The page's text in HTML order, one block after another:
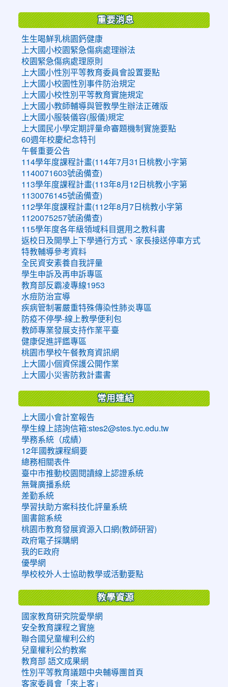
重要消息
生生喝鮮乳桃園鈣健康
上大國小校園緊急傷病處理辦法
校園緊急傷病處理原則
上大國小性別平等教育委員會設置要點
上大國小校園性別事件防治規定
上大國小校性別平等教育實施規定
上大國小教師輔導與管教學生辦法正確版
上大國小服裝儀容(服儀)規定
上大國民小學定期評量命審題機制實施要點
60週年校慶紀念特刊
午餐重要公告
114學年度課程計畫(114年7月31日桃教小字第
1140071603號函備查)
113學年度課程計畫(113年8月12日桃教小字第
1130076145號函備查)
112學年度課程計畫(112年8月7日桃教小字第
1120075257號函備查)
115學年度各年級領域科目選用之教科書
返校日及開學上下學通行方式、家長接送停車方式
特教輔導參考資料
全民資安素養自我評量
學生申訴及再申訴專區
教育部反霸凌專線1953
水痘防治宣導
疾病管制署嚴重特殊傳染性肺炎專區
防疫不停學-線上教學便利包
教師專業發展支持作業平臺
健康促進評鑑專區
桃園市學校午餐教育資訊網
上大國小個資保護公開作業
上大國小災害防救計畫書
常用連結
上大國小會計室報告
學生線上諮詢信箱:stes2@stes.tyc.edu.tw
學務系統（成績）
12年國教課程綱要
總務相關表件
臺中市推動校園閱讀線上認證系統
無聲廣播系統
差勤系統
學習扶助方案科技化評量系統
圖書館系統
桃園市教育發展資源入口網(教師研習)
政府電子採購網
我的E政府
優學網
學校校外人士協助教學或活動要點
教學資源
國家教育研究院愛學網
安全教育課程之實施
聯合國兒童權利公約
兒童權利公約教案
教育部 語文成果網
性別平等教育議題中央輔導團首頁
客家委員會「來上客」